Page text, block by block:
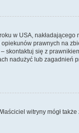
w USA,
prawnych na
się z
nadużyć lub zagadnień
witryny mógł